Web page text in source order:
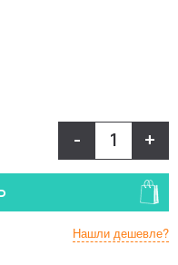
- +
Нашли дешевле?